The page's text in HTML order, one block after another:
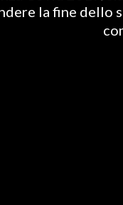
la fine dello